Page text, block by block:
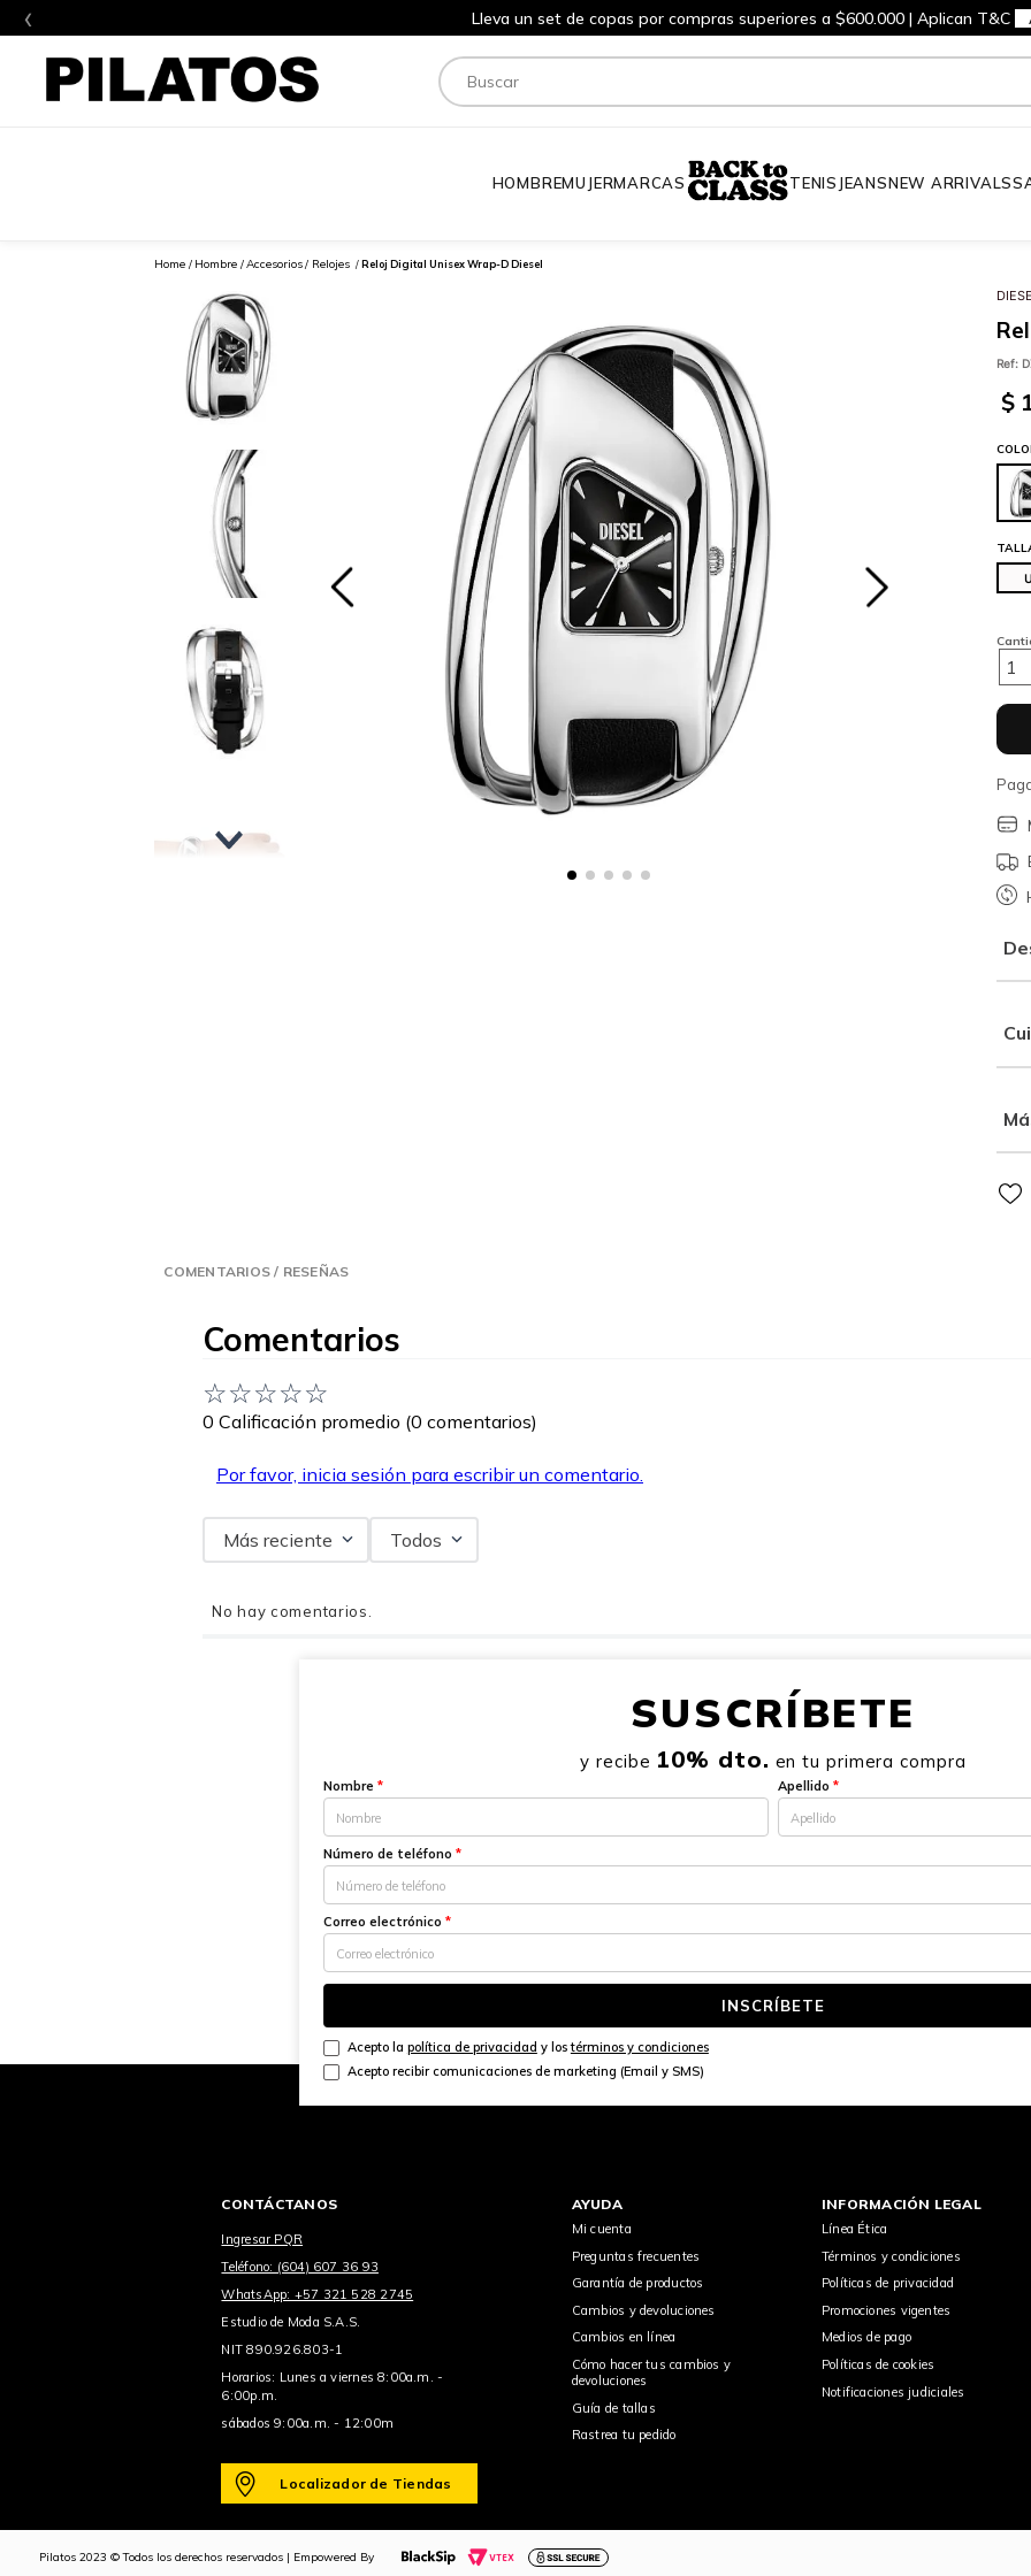
‹ Lleva un set de copas por compras superiores a $600.000 | Aplican T&C
Buscar
HOMBREMUJERMARCAS TENIS JEANSNEW ARRIVALS
Hombre Accesorios Relojes Reloj Digital Unisex Wrap-D Diesel
Ref:
$
1
COMENTARIOS / RESEÑAS
Comentarios
☆☆☆☆☆
0 Calificación promedio (0 comentarios)
Por favor, inicia sesión para escribir un comentario.
Más reciente Todos
No hay comentarios.
SUSCRÍBETE
y recibe 10% dto. en tu primera compra
Nombre * Apellido *
Número de teléfono *
Correo electrónico *
INSCRÍBETE
Acepto la política de privacidad y lostérminos y condiciones
Acepto recibir comunicaciones de marketing (Email y SMS)
CONTÁCTANOS
Ingresar PQR
Teléfono: (604) 607 36 93
WhatsApp: +57 321 528 2745
Estudio de Moda S.A.S.
NIT 890.926.803-1
Horarios: Lunes a viernes 8:00a.m. -
6:00p.m.
sábados 9:00a.m. - 12:00m
Localizador de Tiendas
AYUDA
Mi cuenta
Preguntas frecuentes
Garantía de productos
Cambios y devoluciones
Cambios en línea
Cómo hacer tus cambios y
devoluciones
Guía de tallas
Rastrea tu pedido
INFORMACIÓN LEGAL
Línea Ética
Términos y condiciones
Políticas de privacidad
Promociones vigentes
Medios de pago
Políticas de cookies
Notificaciones judiciales
Pilatos 2023 © Todos los derechos reservados | Empowered By